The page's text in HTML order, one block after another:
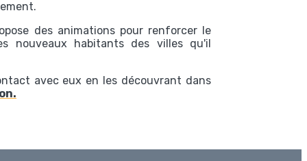
des animations pour renforcer le
nouveaux habitants des villes qu'il
avec eux en les découvrant dans